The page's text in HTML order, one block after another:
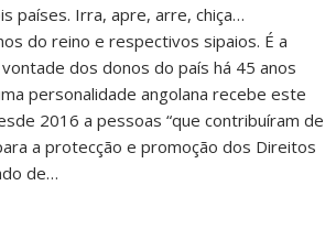
países. Irra, apre, arre, chiça…
do reino e respectivos sipaios. É a
dos donos do país há 45 anos
personalidade angolana recebe este
2016 a pessoas “que contribuíram de
a protecção e promoção dos Direitos
de…